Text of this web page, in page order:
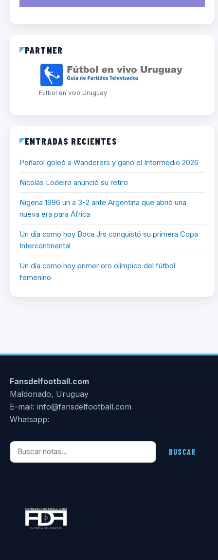
PARTNER
Futbol en vivo Uruguay
ENTRADAS RECIENTES
Peñarol goleó a Wanderers y ganó el Intermedio 2026
Nicolás Lodeiro anunció su retiro
Nigeria 1996 un a 3-2 ante Argentina que abrió una
nueva era para África
Un día como hoy Boca Jrs conquistó su primera Copa
Intercontinental
Un día como hoy primer oro olímpico del fútbol
femenino
Fansdelfootball.com
Maldonado, Uruguay
E-mail: info@fansdelfootball.com
Whatsapp:
Buscar notas BUSCAR